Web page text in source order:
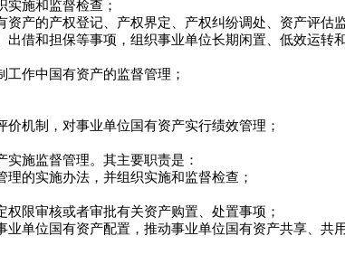
施和监督检查；
的产权登记、产权界定、产权纠纷调处、资产评估
和担保等事项，组织事业单位长期闲置、低效运转
作中国有资产的监督管理；
机制，对事业单位国有资产实行绩效管理；
施监督管理。其主要职责是：
的实施办法，并组织实施和监督检查；
限审核或者审批有关资产购置、处置事项；
单位国有资产配置，推动事业单位国有资产共享、共用